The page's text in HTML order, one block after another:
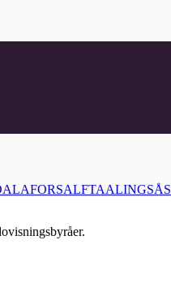
ALAFORSALFTAALINGSÅS